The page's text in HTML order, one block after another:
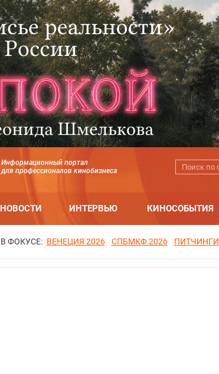
Информационный портал
для профессионалов кинобизнеса
НОВОСТИ ИНТЕРВЬЮ КИНОСОБЫТИЯ
В ФОКУСЕ: ВЕНЕЦИЯ 2026 СПБМКФ 2026 ПИТЧИНГИ